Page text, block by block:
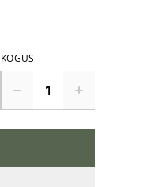
KOGUS